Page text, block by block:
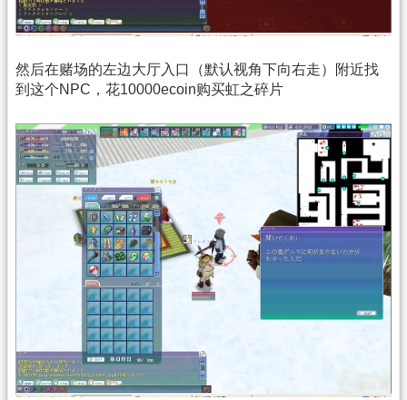
然后在赌场的左边大厅入口（默认视角下向右走）附近找
到这个NPC，花10000ecoin购买虹之碎片